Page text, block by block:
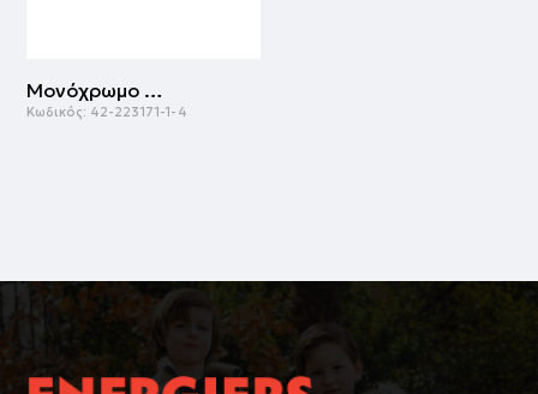
Μονόχρωμο γιλέκο | ΜΑΡΕΝ
Κωδικός: 42-223171-1-4